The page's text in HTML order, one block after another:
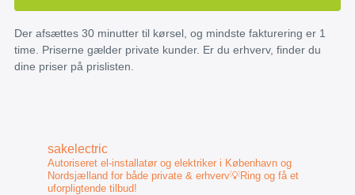
Der afsættes 30 minutter til kørsel, og mindste fakturering er 1
time. Priserne gælder private kunder. Er du erhverv, finder du
dine priser på prislisten.
sakelectric
Autoriseret el-installatør og elektriker i København og
Nordsjælland for både private & erhverv💡Ring og få et
uforpligtende tilbud!